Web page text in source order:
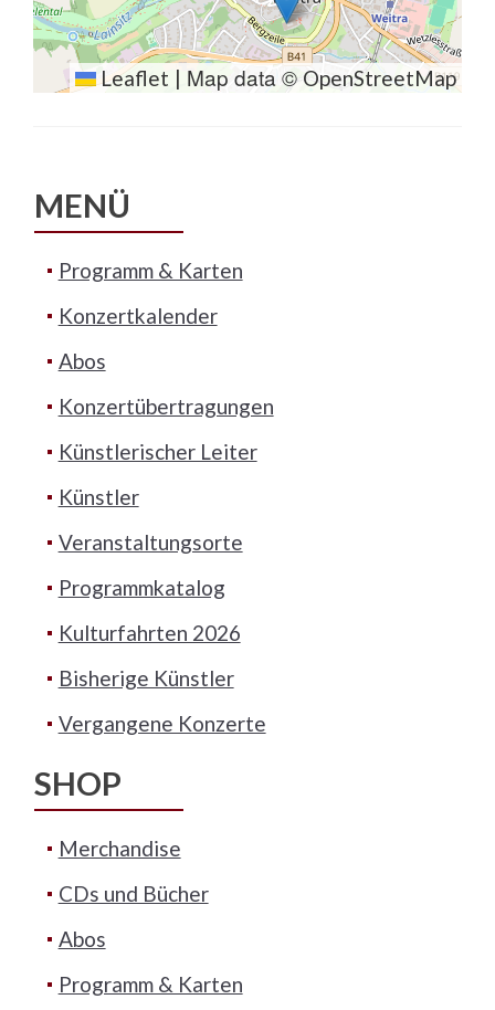
Leaflet | Map data © OpenStreetMap
MENÜ
Programm & Karten
Konzertkalender
Abos
Konzertübertragungen
Künstlerischer Leiter
Künstler
Veranstaltungsorte
Programmkatalog
Kulturfahrten 2026
Bisherige Künstler
Vergangene Konzerte
SHOP
Merchandise
CDs und Bücher
Abos
Programm & Karten